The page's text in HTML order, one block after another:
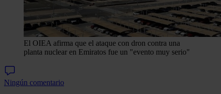
El OIEA afirma que el ataque con dron contra una
planta nuclear en Emiratos fue un "evento muy serio"
Ningún comentario